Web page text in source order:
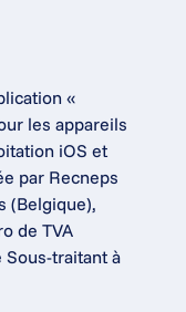
«
les appareils
iOS et
par Recneps
(Belgique),
de TVA
Sous-traitant à